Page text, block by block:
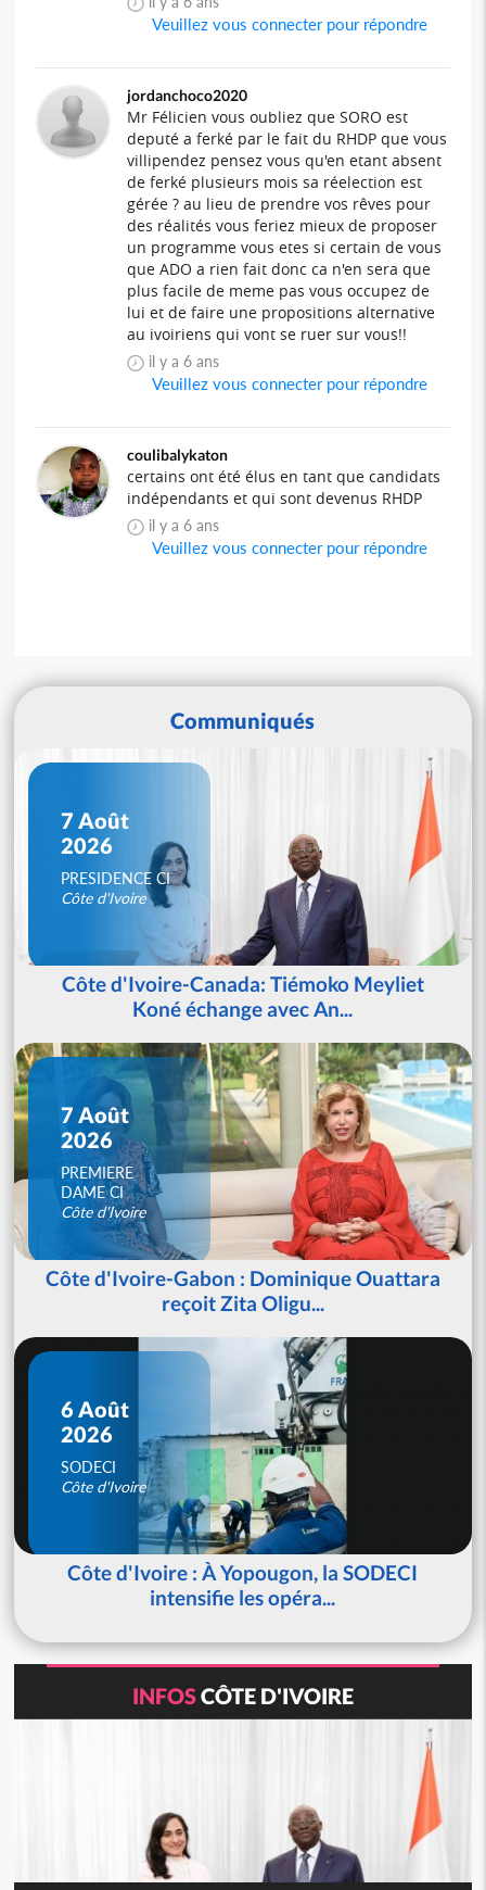
Veuillez vous connecter pour répondre
jordanchoco2020
Mr Félicien vous oubliez que SORO est
deputé a ferké par le fait du RHDP que vous
villipendez pensez vous qu'en etant absent
de ferké plusieurs mois sa réelection est
gérée ? au lieu de prendre vos rêves pour
des réalités vous feriez mieux de proposer
un programme vous etes si certain de vous
que ADO a rien fait donc ca n'en sera que
plus facile de meme pas vous occupez de
lui et de faire une propositions alternative
au ivoiriens qui vont se ruer sur vous!!
il y a 6 ans
Veuillez vous connecter pour répondre
coulibalykaton
certains ont été élus en tant que candidats
indépendants et qui sont devenus RHDP
il y a 6 ans
Veuillez vous connecter pour répondre
Communiqués
7 Août
2026
PRESIDENCE CI
Côte d'Ivoire
Côte d'Ivoire-Canada: Tiémoko Meyliet
Koné échange avec An...
7 Août
2026
PREMIERE
DAME CI
Côte d'Ivoire
Côte d'Ivoire-Gabon : Dominique Ouattara
reçoit Zita Oligu...
6 Août
2026
SODECI
Côte d'Ivoire
Côte d'Ivoire : À Yopougon, la SODECI
intensifie les opéra...
INFOSCÔTE D'IVOIRE